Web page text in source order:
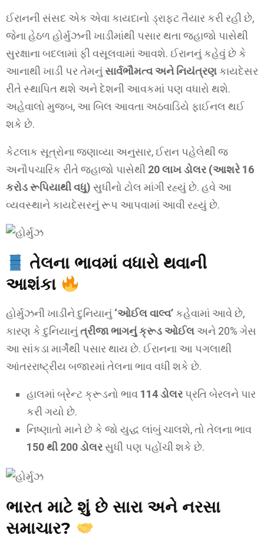
ઈરાનની સંસદ એક એવા કાયદાનો ડ્રાફ્ટ તૈયાર કરી રહી છે,
જેના હેઠળ હોર્મુઝની ખાડીમાંથી પસાર થતા જહાજો પાસેથી
સુરક્ષાના બદલામાં ફી વસૂલવામાં આવશે. ઈરાનનું કહેવું છે કે
આનાથી ખાડી પર તેમનુંસાર્વભૌમત્વ અને નિયંત્રણકાયદેસર
રીતે સ્થાપિત થશે અને દેશની આવકમાં પણ વધારો થશે.
અહેવાલો મુજબ, આ બિલ આવતા અઠવાડિયે ફાઈનલ થઈ
શકે છે.
કેટલાક સૂત્રોના જણાવ્યા અનુસાર, ઈરાન પહેલેથી જ
અનૌપચારિક રીતે જહાજો પાસેથી 20 લાખ ડોલર (આશરે 16
કરોડ રૂપિયાથી વધુ) સુધીનો ટોલ માંગી રહ્યું છે. હવે આ
વ્યવસ્થાને કાયદેસરનું રૂપ આપવામાં આવી રહ્યું છે.
તેલના ભાવમાં વધારો થવાની
આશંકા
હોર્મુઝની ખાડીને દુનિયાનું ‘ઓઈલ વાલ્વ’કહેવામાં આવે છે,
કારણ કે દુનિયાનુંત્રીજા ભાગનું ક્રૂડ ઓઈલ અને 20% ગેસ
આ સાંકડા માર્ગેથી પસાર થાય છે. ઈરાનના આ પગલાથી
આંતરરાષ્ટ્રીય બજારમાં તેલના ભાવ વધી શકે છે.
હાલમાં બ્રેન્ટ ક્રૂડનો ભાવ 114 ડોલરપ્રતિ બેરલને પાર
કરી ગયો છે.
નિષ્ણાતો માને છે કે જો યુદ્ધ લાંબું ચાલશે, તો તેલના ભાવ
150 થી 200 ડોલરસુધી પણ પહોંચી શકે છે.
ભારત માટે શું છે સારા અને નરસા
સમાચાર?